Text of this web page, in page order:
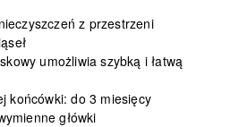
z przestrzeni
umożliwia szybką i łatwą
końcówki: do 3 miesięcy
główki